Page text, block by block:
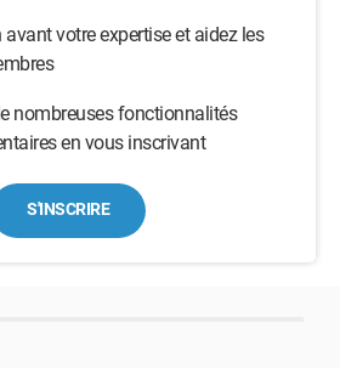
avant votre expertise et aidez les
nombreuses fonctionnalités
en vous inscrivant
S'INSCRIRE